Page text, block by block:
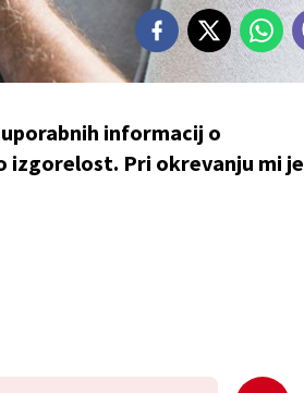
informacij o
izgorelost. Pri okrevanju mi je